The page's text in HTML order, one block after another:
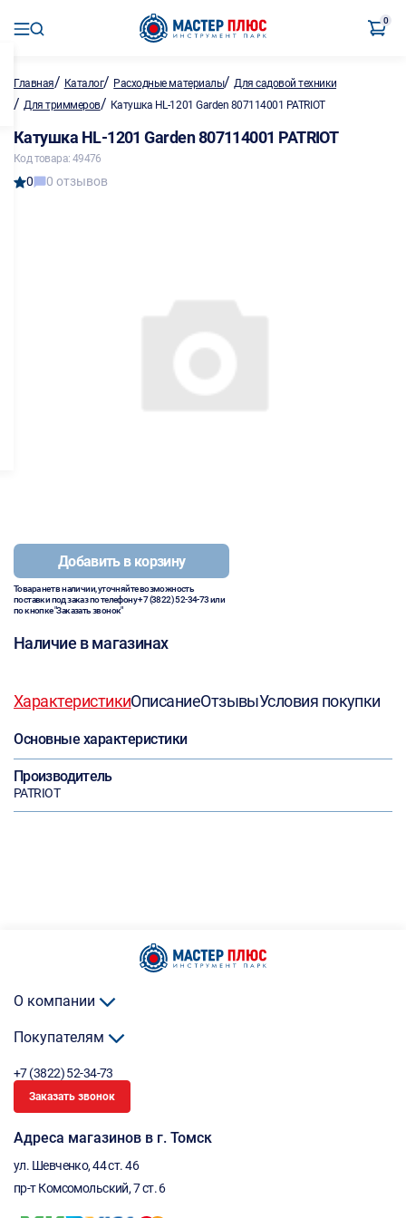
0
Главная/ Каталог/ Расходные материалы/Для садовой техники
/ Для триммеров/ Катушка HL-1201 Garden 807114001 PATRIOT
Катушка HL-1201 Garden 807114001 PATRIOT
Код товара: 49476
0 0 отзывов
Добавить в корзину
Товара нет в наличии, уточняйте возможность
поставки под заказ по телефону+7 (3822) 52-34-73или
по кнопке "Заказать звонок"
Наличие в магазинах
ХарактеристикиОписаниеОтзывыУсловия покупки
Основные характеристики
Производитель
PATRIOT
О компании
Покупателям
+7 (3822) 52-34-73
Заказать звонок
Адреса магазинов в г. Томск
ул. Шевченко, 44 ст. 46
пр-т Комсомольский, 7 ст. 6